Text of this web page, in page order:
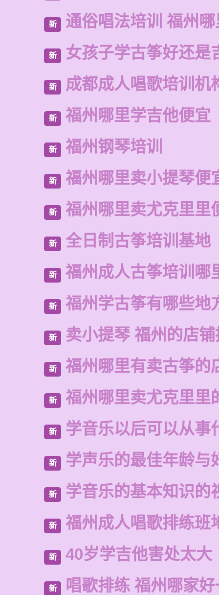
新 通俗唱法培训 福州
新 女孩子学古筝好还是
新 成都成人唱歌培训机
新 福州哪里学吉他便宜
新 福州钢琴培训
新 福州哪里卖小提琴便
新 福州哪里卖尤克里里
新 全日制古筝培训基地
新 福州成人古筝培训哪
新 福州学古筝有哪些地
新 卖小提琴 福州的店
新 福州哪里有卖古筝的
新 福州哪里卖尤克里里
新 学音乐以后可以从事
新 学声乐的最佳年龄与
新 学音乐的基本知识的
新 福州成人唱歌排练班
新 40岁学吉他害处太大
新 唱歌排练 福州哪家